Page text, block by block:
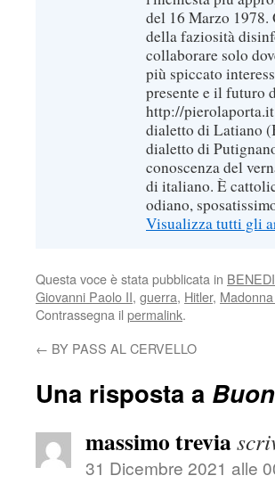
del 16 Marzo
della faziosità
collaborare solo
più spiccato
presente e il futuro
http://
dialetto di Latiano
dialetto di
conoscenza del
di italiano. È
odiano,
Visualizza tutti gli
Questa voce è stata pubblicata in
Giovanni Paolo II, guerra, Hitler,
Contrassegna il permalink.
← BY PASS AL CERVELLO
Una risposta a
massimo trevia
31 Dicembre 2021 alle